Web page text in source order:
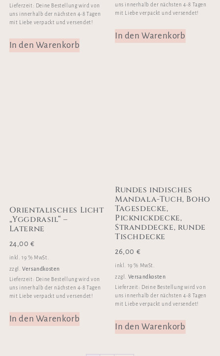
Lieferzeit: Deine Bestellung wird von
uns innerhalb der nächsten 4-8 Tagen
mit Liebe verpackt und versendet!
In den Warenkorb
uns innerhalb der nächsten 4-8 Tagen
mit Liebe verpackt und versendet!
In den Warenkorb
Orientalisches Licht
„Yggdrasil“ –
Laterne
24,00€
inkl. 19 % MwSt.
zzgl.Versandkosten
Lieferzeit: Deine Bestellung wird von
uns innerhalb der nächsten 4-8 Tagen
mit Liebe verpackt und versendet!
In den Warenkorb
Rundes indisches
Mandala-Tuch, Boho
Tagesdecke,
Picknickdecke,
Stranddecke, runde
Tischdecke
26,00 €
inkl. 19 % MwSt.
zzgl. Versandkosten
Lieferzeit: Deine Bestellung wird von
uns innerhalb der nächsten 4-8 Tagen
mit Liebe verpackt und versendet!
In den Warenkorb